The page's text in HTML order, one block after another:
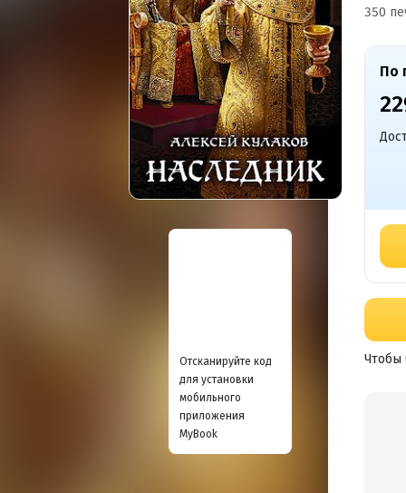
Отсканируйте код
для установки
мобильного
приложения
MyBook
350
По
Чтобы